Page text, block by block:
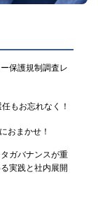
保護規制調査レ
もお忘れなく！
おまかせ！
ガバナンスが重
実践と社内展開